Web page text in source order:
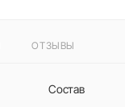
ОТЗЫВЫ
Состав